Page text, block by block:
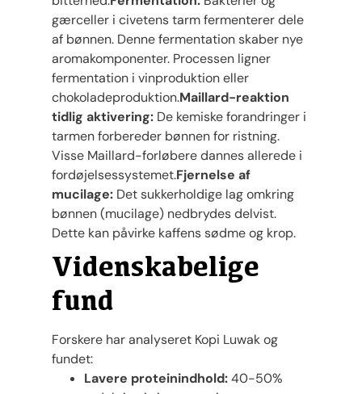
gærceller i civetens tarm fermenterer dele
af bønnen. Denne fermentation skaber nye
aromakomponenter. Processen ligner
fermentation i vinproduktion eller
chokoladeproduktion.Maillard-reaktion
tidlig aktivering: De kemiske forandringer i
tarmen forbereder bønnen for ristning.
Visse Maillard-forløbere dannes allerede i
fordøjelsessystemet.Fjernelse af
mucilage: Det sukkerholdige lag omkring
bønnen (mucilage) nedbrydes delvist.
Dette kan påvirke kaffens sødme og krop.
Videnskabelige
fund
Forskere har analyseret Kopi Luwak og
fundet:
Lavere proteinindhold:40-50%